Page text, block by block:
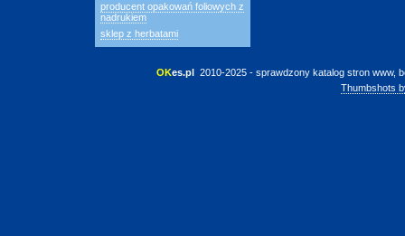
producent opakowań foliowych z
nadrukiem
sklep z herbatami
OKes.pl 2010-2025 - sprawdzony katalog stron www,
Thumbshots